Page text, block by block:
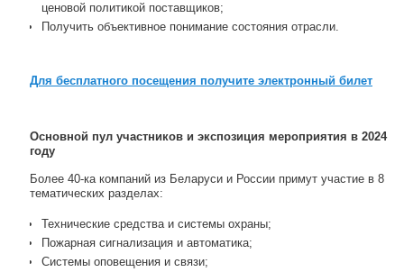
ценовой политикой поставщиков;
Получить объективное понимание состояния отрасли.
Для бесплатного посещения получите электронный билет
Основной пул участников и экспозиция мероприятия в 2024
году
Более 40-ка компаний из Беларуси и России примут участие в 8
тематических разделах:
Технические средства и системы охраны;
Пожарная сигнализация и автоматика;
Системы оповещения и связи;